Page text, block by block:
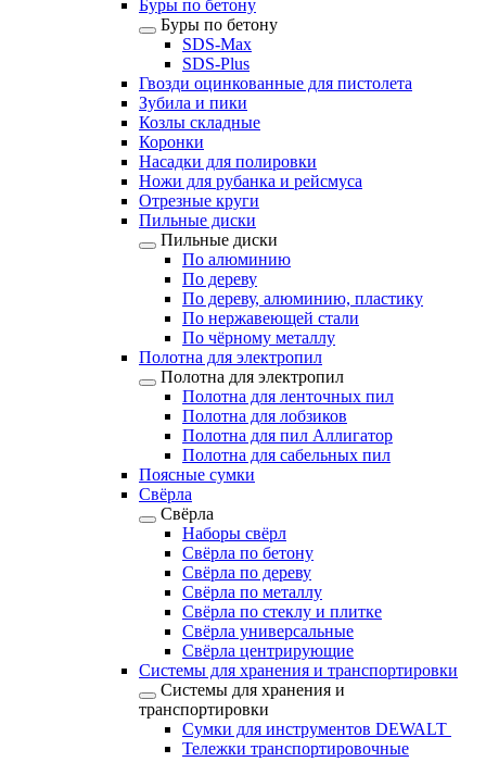
Буры по бетону
Буры по бетону
SDS-Max
SDS-Plus
Гвозди оцинкованные для пистолета
Зубила и пики
Козлы складные
Коронки
Насадки для полировки
Ножи для рубанка и рейсмуса
Отрезные круги
Пильные диски
Пильные диски
По алюминию
По дереву
По дереву, алюминию, пластику
По нержавеющей стали
По чёрному металлу
Полотна для электропил
Полотна для электропил
Полотна для ленточных пил
Полотна для лобзиков
Полотна для пил Аллигатор
Полотна для сабельных пил
Поясные сумки
Свёрла
Свёрла
Наборы свёрл
Свёрла по бетону
Свёрла по дереву
Свёрла по металлу
Свёрла по стеклу и плитке
Свёрла универсальные
Свёрла центрирующие
Системы для хранения и транспортировки
Системы для хранения и
транспортировки
Сумки для инструментов DEWALT
Тележки транспортировочные